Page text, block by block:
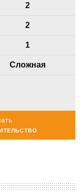
2
2
1
Сложная